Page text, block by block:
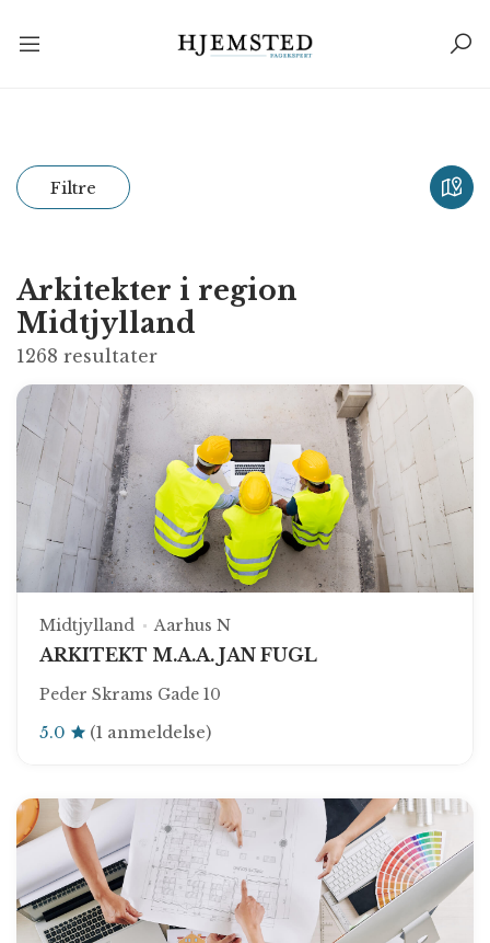
Filtre
Arkitekter i region
Midtjylland
1268 resultater
Midtjylland Aarhus N
ARKITEKT M.A.A. JAN FUGL
Peder Skrams Gade 10
5.0 (1 anmeldelse)